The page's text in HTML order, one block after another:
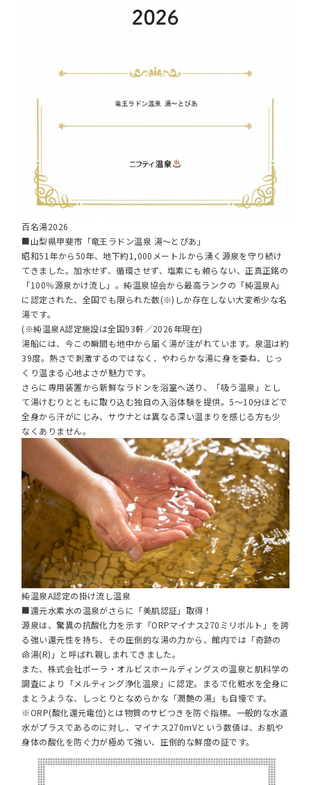
百名湯2026
■山梨県甲斐市「竜王ラドン温泉 湯～とぴあ」
昭和51年から50年、地下約1,000メートルから湧く源泉を守り続け
てきました。加水せず、循環させず、塩素にも頼らない、正真正銘の
「100％源泉かけ流し」。純温泉協会から最高ランクの「純温泉A」
に認定された、全国でも限られた数(※)しか存在しない大変希少な名
湯です。
(※純温泉A認定施設は全国93軒／2026年現在)
湯船には、今この瞬間も地中から届く湯が注がれています。泉温は約
39度。熱さで刺激するのではなく、やわらかな湯に身を委ね、じっ
くり温まる心地よさが魅力です。
さらに専用装置から新鮮なラドンを浴室へ送り、「吸う温泉」とし
て湯けむりとともに取り込む独自の入浴体験を提供。5～10分ほどで
全身から汗がにじみ、サウナとは異なる深い温まりを感じる方も少
なくありません。
純温泉A認定の掛け流し温泉
■還元水素水の温泉がさらに「美肌認証」取得！
源泉は、驚異の抗酸化力を示す「ORPマイナス270ミリボルト」を誇
る強い還元性を持ち、その圧倒的な湯の力から、館内では「奇跡の
命湯(R)」と呼ばれ親しまれてきました。
また、株式会社ポーラ・オルビスホールディングスの温泉と肌科学の
調査により「メルティング浄化温泉」に認定。まるで化粧水を全身に
まとうような、しっとりとなめらかな「潤艶の湯」も自慢です。
※ORP(酸化還元電位)とは物質のサビつきを防ぐ指標。一般的な水道
水がプラスであるのに対し、マイナス270mVという数値は、お肌や
身体の酸化を防ぐ力が極めて強い、圧倒的な鮮度の証です。